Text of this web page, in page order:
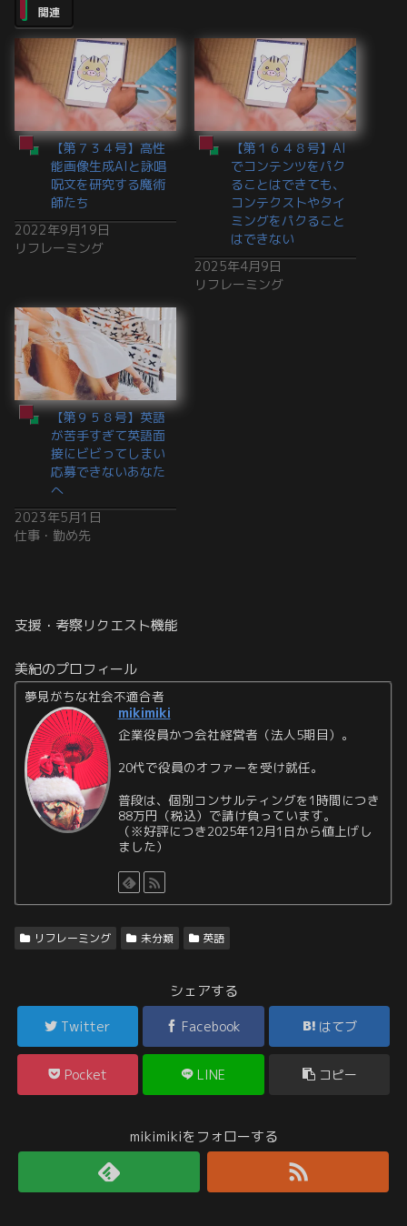
関連
【第７３４号】高性
能画像生成AIと詠唱
呪文を研究する魔術
師たち
2022年9月19日
リフレーミング
【第１６４８号】AI
でコンテンツをパク
ることはできても、
コンテクストやタイ
ミングをパクること
はできない
2025年4月9日
リフレーミング
【第９５８号】英語
が苦手すぎて英語面
接にビビってしまい
応募できないあなた
へ
2023年5月1日
仕事・勤め先
支援・考察リクエスト機能
美紀のプロフィール
夢見がちな社会不適合者
mikimiki
企業役員かつ会社経営者（法人5期目）。
20代で役員のオファーを受け就任。
普段は、個別コンサルティングを1時間につき
88万円（税込）で請け負っています。
（※好評につき2025年12月1日から値上げし
ました）
リフレーミング 未分類 英語
シェアする
Twitter Facebook はてブ
Pocket LINE コピー
mikimikiをフォローする